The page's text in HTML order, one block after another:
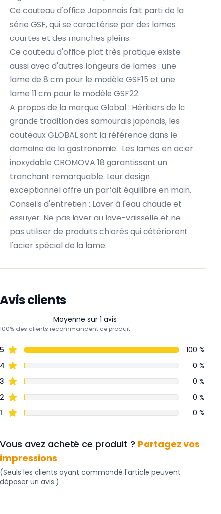
Ce couteau d'office Japonnais fait parti de la
série GSF, qui se caractérise par des lames
courtes et des manches pleins.
Ce couteau d'office plat très pratique existe
aussi avec d'autres longeurs de lames : une
lame de 8 cm pour le modèle GSF15 et une
lame 11 cm pour le modèle GSF22.
A propos de la marque Global : Héritiers de la
grande tradition des samouraïs japonais, les
couteaux GLOBAL sont la référence dans le
domaine de la gastronomie. Les lames en acier
inoxydable CROMOVA 18 garantissent un
tranchant remarquable. Leur design
exceptionnel offre un parfait équilibre en main.
Conseils d'entretien : Laver à l'eau chaude et
essuyer. Ne pas laver au lave-vaisselle et ne
pas utiliser de produits chlorés qui détériorent
l'acier spécial de la lame.
Avis clients
Moyenne sur 1 avis
100% des clients recommandent ce produit
5
100 %
4
0 %
3
0 %
2
0 %
1
0 %
Vous avez acheté ce produit ? Partagez vos
impressions
(Seuls les clients ayant commandé l'article peuvent
déposer un avis.)